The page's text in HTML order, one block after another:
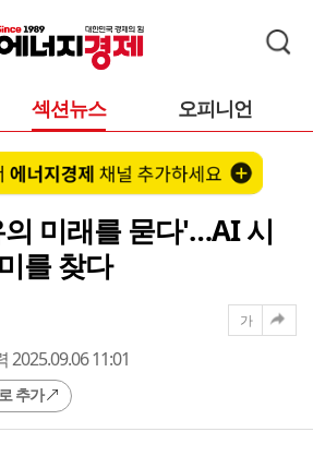
섹션뉴스 오피니언
미래를 묻다'…AI 시
를 찾다
2025.09.06 11:01
추가
가